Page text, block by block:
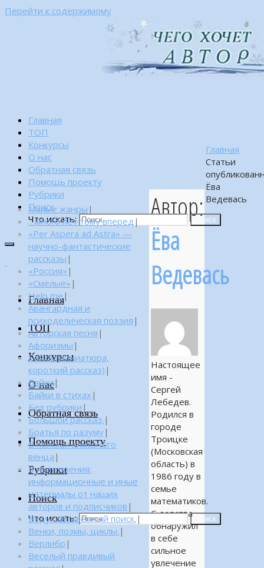
Перейти к содержимому
Главная
ТОП
Конкурсы
О нас
Обратная связь
Помощь проекту
Рубрики
Поиск
Что искать:
Поиск
Главная
ТОП
Конкурсы
О нас
Обратная связь
Помощь проекту
Рубрики
Поиск
Что искать: Поиск
Главная
Статьи
Ёва
Ведевась
Автор:
Ёва
Ведевась
Настоящее
имя -
Сергей
Лебедев.
Родился в
городе
Троицке
(Московская
область) в
1986 году в
семье
математиков.
С детства
обнаружил
в себе
сильное
увлечение
Малые жанры |
…много лет тому вперед |
«Per Aspera ad Astra» —
научно-фантастические
рассказы |
«Россия» |
«Смелые» |
Help me|
Авангардная и
психоделическая поэзия |
Авторская песня |
Афоризмы |
Байка (миниатюра,
короткий рассказ) |
Байки|
Байки в стихах |
Без рубрики |
Большой рассказ. |
Братья по разуму|
В поисках алмазного
венца |
В поле зрения:
информационные и иные
материалы от наших
авторов и подписчиков |
Веду собственный поиск. |
Венки, поэмы, циклы. |
Верлибр |
Веселый правдивый